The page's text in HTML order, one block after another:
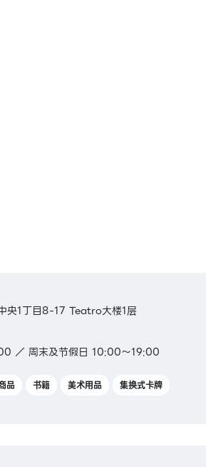
央1丁目8-17 Teatro大楼1层
／ 周末及节假日 10:00～19:00
品 书籍 美术用品 集换式卡牌